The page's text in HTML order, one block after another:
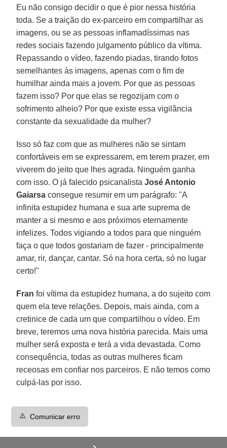
Eu não consigo decidir o que é pior nessa história
toda. Se a traição do ex-parceiro em compartilhar as
imagens, ou se as pessoas inflamadíssimas nas
redes sociais fazendo julgamento público da vítima.
Repassando o vídeo, fazendo piadas, tirando fotos
semelhantes às imagens, apenas com o fim de
humilhar ainda mais a jovem. Por que as pessoas
fazem isso? Por que elas se regozijam com o
sofrimento alheio? Por que existe essa vigilância
constante da sexualidade da mulher?
Isso só faz com que as mulheres não se sintam
confortáveis em se expressarem, em terem prazer, em
viverem do jeito que lhes agrada. Ninguém ganha
com isso. O já falecido psicanalistaJosé Antonio
Gaiarsa consegue resumir em um parágrafo: "A
infinita estupidez humana e sua arte suprema de
manter a si mesmo e aos próximos eternamente
infelizes. Todos vigiando a todos para que ninguém
faça o que todos gostariam de fazer - principalmente
amar, rir, dançar, cantar. Só na hora certa, só no lugar
certo!"
Fran foi vítima da estupidez humana, a do sujeito com
quem ela teve relações. Depois, mais ainda, com a
cretinice de cada um que compartilhou o vídeo. Em
breve, teremos uma nova história parecida. Mais uma
mulher será exposta e terá a vida devastada. Como
consequência, todas as outras mulheres ficam
receosas em confiar nos parceiros. E não temos como
culpá-las por isso.
⚠️ Comunicar erro